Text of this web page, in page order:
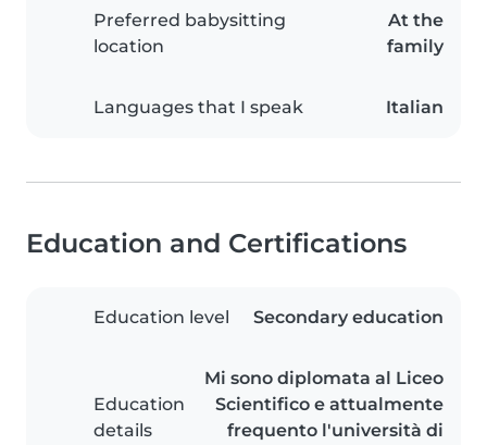
Preferred babysitting
location
At the
family
Languages that I speak Italian
Education and Certifications
Education level Secondary education
Education
details
Mi sono diplomata al Liceo
Scientifico e attualmente
frequento l'università di